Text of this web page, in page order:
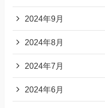
2024年9月
2024年8月
2024年7月
2024年6月